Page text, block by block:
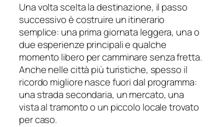
Una volta scelta la destinazione, il passo
successivo è costruire un itinerario
semplice: una prima giornata leggera, una o
due esperienze principali e qualche
momento libero per camminare senza fretta.
Anche nelle città più turistiche, spesso il
ricordo migliore nasce fuori dal programma:
una strada secondaria, un mercato, una
vista al tramonto o un piccolo locale trovato
per caso.